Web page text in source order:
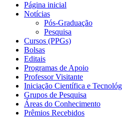
Página inicial
Notícias
Pós-Graduação
Pesquisa
Cursos (PPGs)
Bolsas
Editais
Programas de Apoio
Professor Visitante
Iniciação Científica e
Grupos de Pesquisa
Áreas do Conhecimento
Prêmios Recebidos